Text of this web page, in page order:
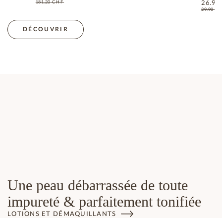
181.20CHF 26.90
29.90
DÉCOUVRIR
Une peau débarrassée de toute
impureté & parfaitement tonifiée
LOTIONS ET DÉMAQUILLANTS